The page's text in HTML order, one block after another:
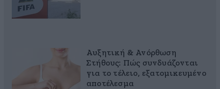
Αυξητική & Ανόρθωση
Στήθους: Πώς συνδυάζονται
για το τέλειο, εξατομικευμένο
αποτέλεσμα